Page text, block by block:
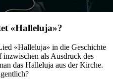
«Halleluja»?
«Halleluja» in die Geschichte
als Ausdruck des
das Halleluja aus der Kirche.